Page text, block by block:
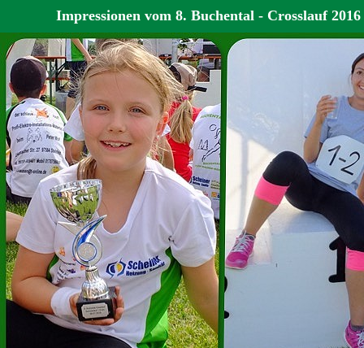
Impressionen vom 8. Buchental - Crosslauf 2016